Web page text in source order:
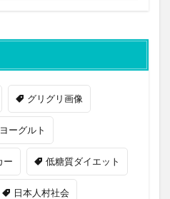
グリグリ画像
ヨーグルト
ー 低糖質ダイエット
日本人村社会